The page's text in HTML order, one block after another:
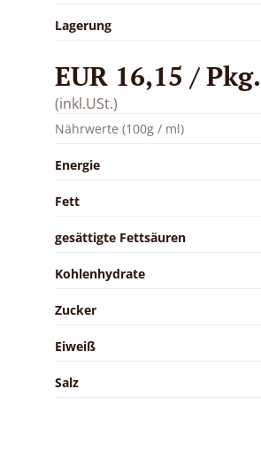
Lagerung
EUR 16,15 / Pkg.
(inkl.USt.)
Nährwerte (100g / ml)
Energie
Fett
gesättigte Fettsäuren
Kohlenhydrate
Zucker
Eiweiß
Salz